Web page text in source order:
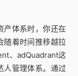
产体系时，你还在
随着时间推移越拉
、adQuadrant这
人管理体系。通过